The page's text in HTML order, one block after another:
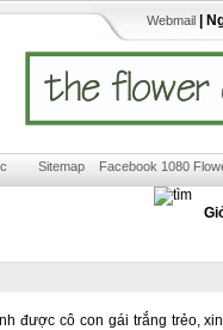
Webmail |
Sitemap Facebook 1080
được cô con gái trắng trẻo,